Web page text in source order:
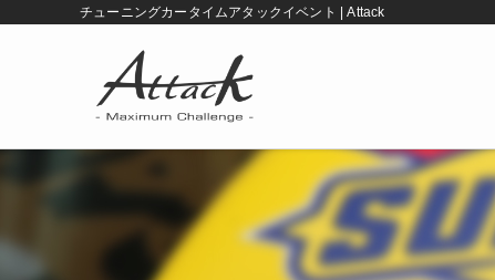
チューニングカータイムアタックイベント | Attack